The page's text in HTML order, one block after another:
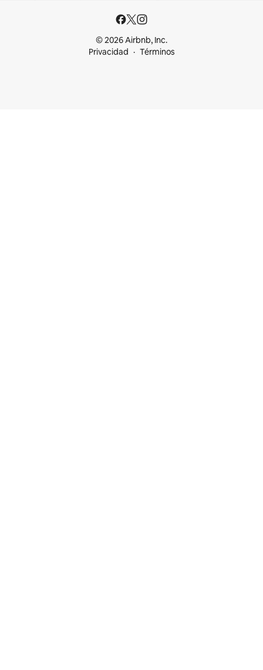
© 2026 Airbnb, Inc.
Privacidad
Términos